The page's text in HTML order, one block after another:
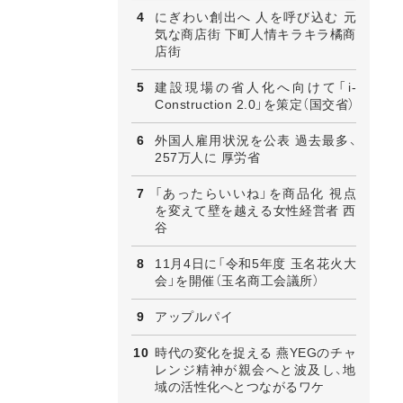
にぎわい創出へ 人を呼び込む 元
気な商店街 下町人情キラキラ橘商
店街
建設現場の省人化へ向けて「i-
Construction 2.0」を策定（国交省）
外国人雇用状況を公表 過去最多、
257万人に 厚労省
「あったらいいね」を商品化 視点
を変えて壁を越える女性経営者 西
谷
11月4日に「令和5年度 玉名花火大
会」を開催（玉名商工会議所）
アップルパイ
時代の変化を捉える 燕YEGのチャ
レンジ精神が親会へと波及し、地
域の活性化へとつながるワケ